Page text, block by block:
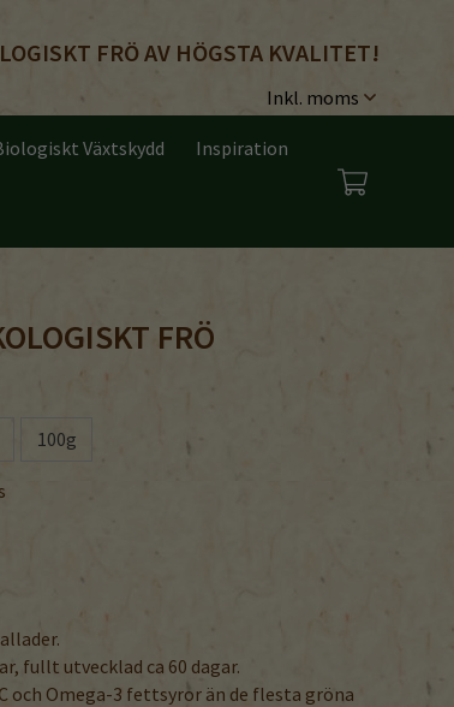
FRÖ AV HÖGSTA KVALITET!
Växtskydd Inspiration
FRÖ
100g
fullt utvecklad ca 60 dagar.
och Omega-3 fettsyror än de flesta gröna